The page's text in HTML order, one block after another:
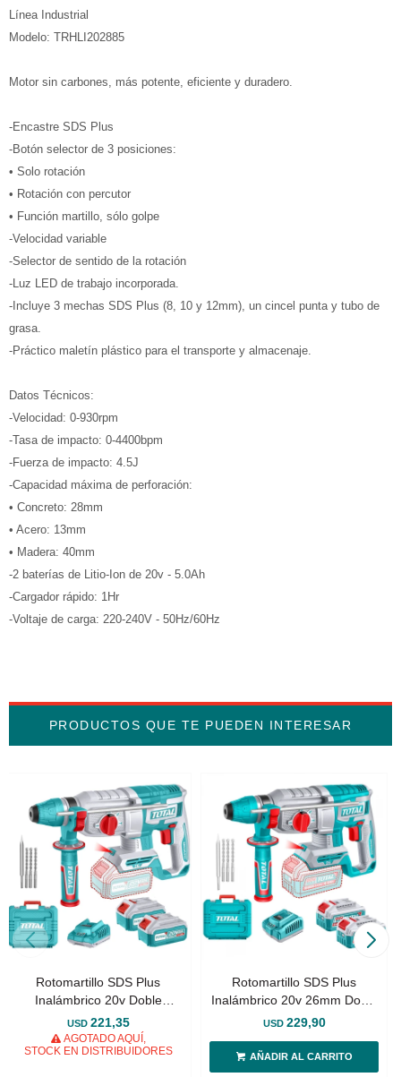
Línea Industrial
Modelo: TRHLI202885
Motor sin carbones, más potente, eficiente y duradero.
-Encastre SDS Plus
-Botón selector de 3 posiciones:
• Solo rotación
• Rotación con percutor
• Función martillo, sólo golpe
-Velocidad variable
-Selector de sentido de la rotación
-Luz LED de trabajo incorporada.
-Incluye 3 mechas SDS Plus (8, 10 y 12mm), un cincel punta y tubo de
grasa.
-Práctico maletín plástico para el transporte y almacenaje.
Datos Técnicos:
-Velocidad: 0-930rpm
-Tasa de impacto: 0-4400bpm
-Fuerza de impacto: 4.5J
-Capacidad máxima de perforación:
• Concreto: 28mm
• Acero: 13mm
• Madera: 40mm
-2 baterías de Litio-Ion de 20v - 5.0Ah
-Cargador rápido: 1Hr
-Voltaje de carga: 220-240V - 50Hz/60Hz
PRODUCTOS QUE TE PUEDEN INTERESAR
Rotomartillo SDS Plus
Inalámbrico 20v Doble
Batería 4.0Ah - Sin Carbones
USD 221,35
AGOTADO AQUÍ,
STOCK EN DISTRIBUIDORES
Rotomartillo SDS Plus
Inalámbrico 20v 26mm Doble
Batería - Sin Carbones
USD 229,90